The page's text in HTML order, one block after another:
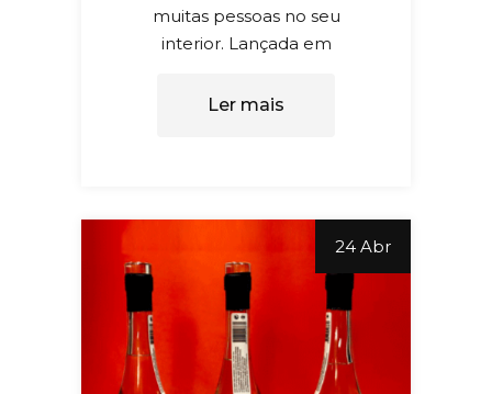
muitas pessoas no seu
interior. Lançada em
Ler mais
24 Abr